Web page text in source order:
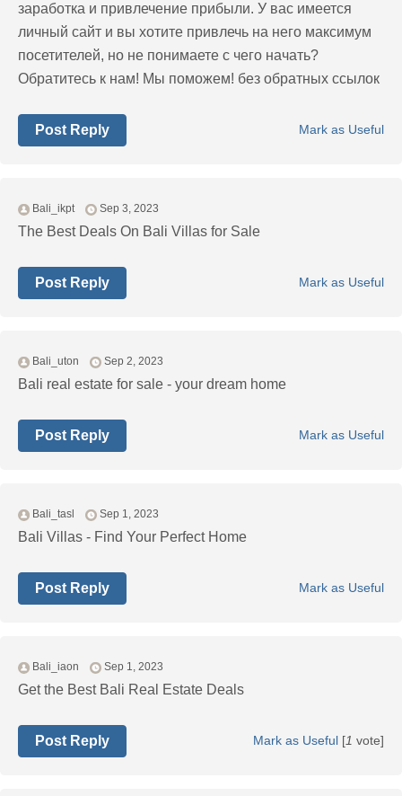
заработка и привлечение прибыли. У вас имеется
личный сайт и вы хотите привлечь на него максимум
посетителей, но не понимаете с чего начать?
Обратитесь к нам! Мы поможем! без обратных ссылок
Mark as Useful
Post Reply
Bali_ikpt Sep 3, 2023
The Best Deals On Bali Villas for Sale
Mark as Useful
Post Reply
Bali_uton Sep 2, 2023
Bali real estate for sale - your dream home
Mark as Useful
Post Reply
Bali_tasl Sep 1, 2023
Bali Villas - Find Your Perfect Home
Mark as Useful
Post Reply
Bali_iaon Sep 1, 2023
Get the Best Bali Real Estate Deals
Mark as Useful [1 vote]
Post Reply